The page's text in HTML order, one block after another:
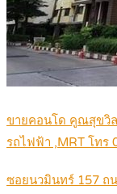
ขายคอนโด คูณสุขวิ
รถไฟฟ้า ,MRT โทร
ซอยนวมินทร์ 157 ถ